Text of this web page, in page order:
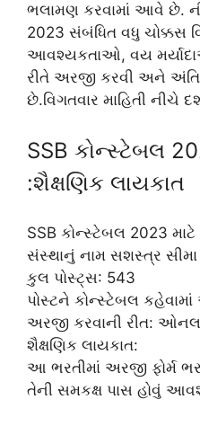
ભલામણ કરવામાં આવે છે.
2023 સંબંધિત વધુ ચોક્કસ
આવશ્યકતાઓ, વય
રીતે અરજી કરવી અને
છે.વિગતવાર માહિતી નીચે
SSB કોન્સ્ટેબલ
:શૈક્ષણિક લાયકાત
SSB કોન્સ્ટેબલ 2023 માટે
સંસ્થાનું નામ સશસ્ત્ર
કુલ પોસ્ટ્સ: 543
પોસ્ટને કોન્સ્ટેબલ
અરજી કરવાની રીત:
શૈક્ષણિક લાયકાત:
આ ભરતીમાં અરજી ફોર્મ
તેની સમકક્ષ પાસ હોવું